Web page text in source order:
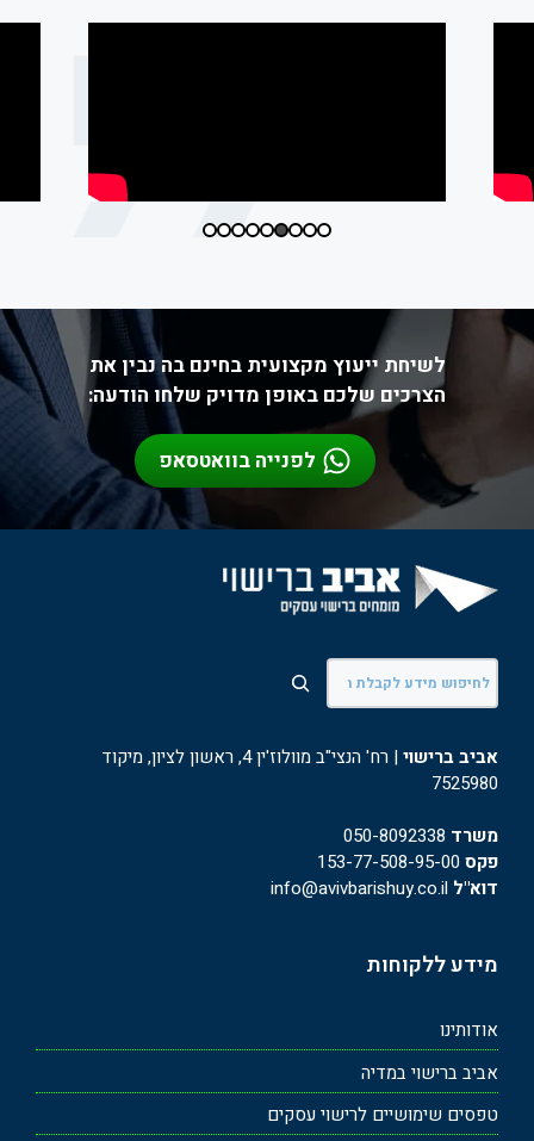
לשיחת ייעוץ מקצועית בחינם בה נבין את
הצרכים שלכם באופן מדויק שלחו הודעה:
לפנייה בוואטסאפ
חיפוש
אביב ברישוי
| רח' הנצי"ב מוולוז'ין 4, ראשון לציון, מיקוד
7525980
משרד 050-8092338
פקס
דוא"ל
מידע ללקוחות
אודותינו
אביב ברישוי במדיה
טפסים שימושיים לרישוי עסקים